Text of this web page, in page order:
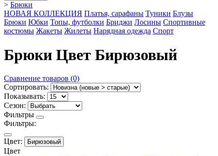
> Брюки
НОВАЯ КОЛЛЕКЦИЯ Платья, сарафаны Туники Блузы
Брюки Юбки Топы, футболки Бриджи Лосины Спортивные
костюмы Жакеты Жилеты Нарядная одежда Спорт
Брюки Цвет Бирюзовый
Сравнение товаров (0)
Сортировать:
Показывать:
Сезон:
Фильтры
Фильтры:
Цвет: Бирюзовый
Цвет